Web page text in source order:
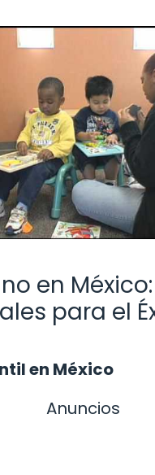
en
para el
en México
Anuncios